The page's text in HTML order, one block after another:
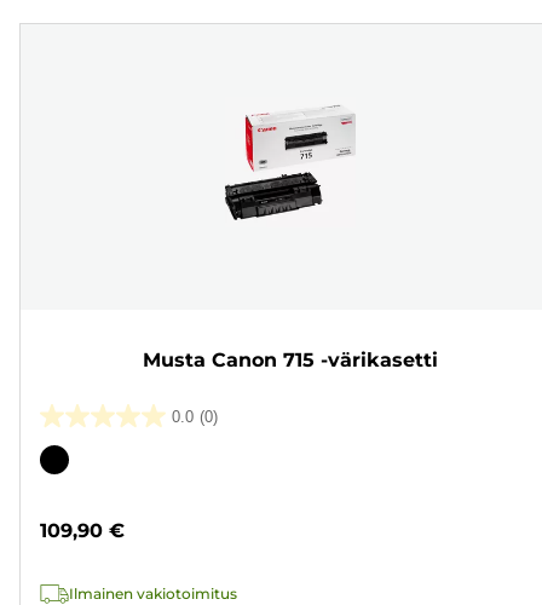
Musta Canon 715 -värikasetti
0.0 (0)
0.0/5
tähteä.
Värikasetti
109,90 €
Ilmainen vakiotoimitus